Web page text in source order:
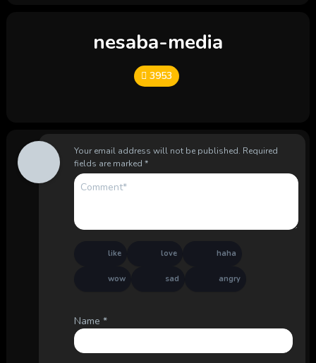
nesaba-media
3953
Your email address will not be published. Required
fields are marked *
like love haha
wow sad angry
Name *